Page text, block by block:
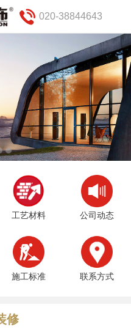
020-38844643
工艺材料 公司动态
施工标准 联系方式
修